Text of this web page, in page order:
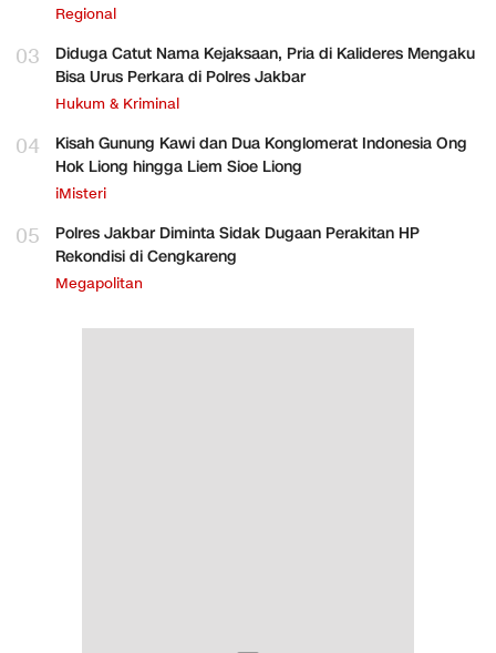
Regional
03
Diduga Catut Nama Kejaksaan, Pria di Kalideres Mengaku
Bisa Urus Perkara di Polres Jakbar
Hukum & Kriminal
04
Kisah Gunung Kawi dan Dua Konglomerat Indonesia Ong
Hok Liong hingga Liem Sioe Liong
iMisteri
05
Polres Jakbar Diminta Sidak Dugaan Perakitan HP
Rekondisi di Cengkareng
Megapolitan